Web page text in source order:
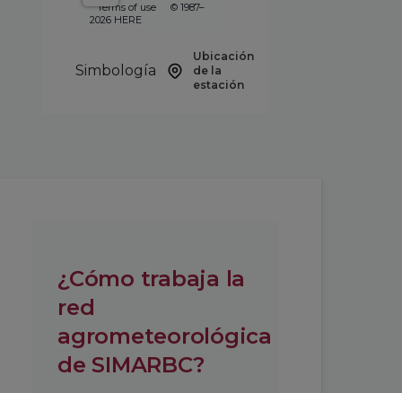
Terms of use
© 1987–
2026 HERE
Simbología
Ubicación
de la
estación
¿Cómo trabaja la
red
agrometeorológica
de SIMARBC?